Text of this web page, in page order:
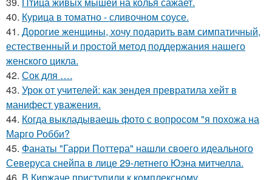
40. Курица в томатно - сливочном соусе.
41. Дорогие женщины, хочу подарить вам симпатичный,
естественный и простой метод поддержания нашего
женского цикла.
42. Сок для ….
43. Урок от учителей: как зендея превратила хейт в
манифест уважения.
44. Когда выкладываешь фото с вопросом "я похожа на
Марго Робби?
45. Фанаты "Гарри Поттера" нашли своего идеального
Северуса снейпа в лице 29-летнего Юэна митчелла.
46. В Киржаче приступили к комплексному